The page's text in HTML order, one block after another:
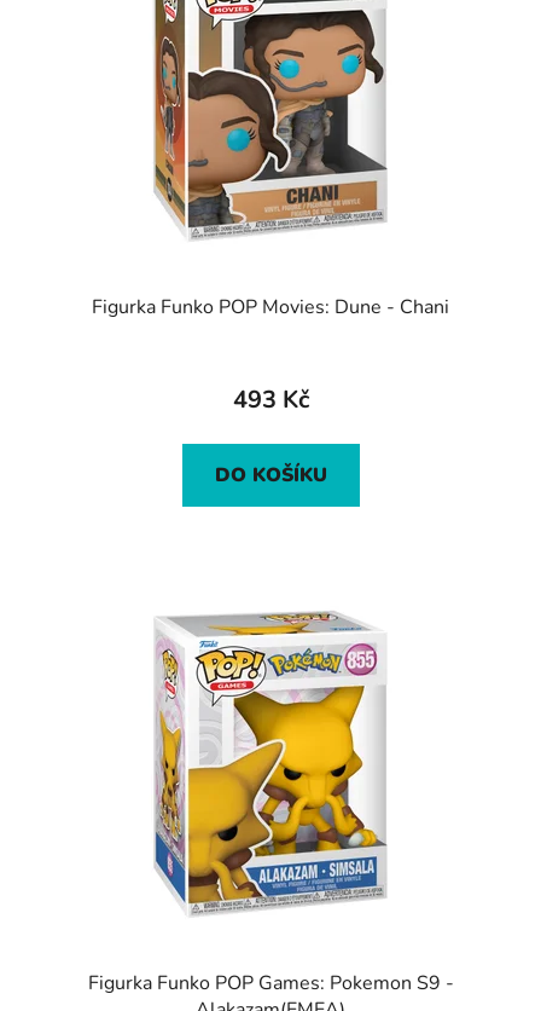
Figurka Funko POP Movies: Dune - Chani
493 Kč
DO KOŠÍKU
Figurka Funko POP Games: Pokemon S9 -